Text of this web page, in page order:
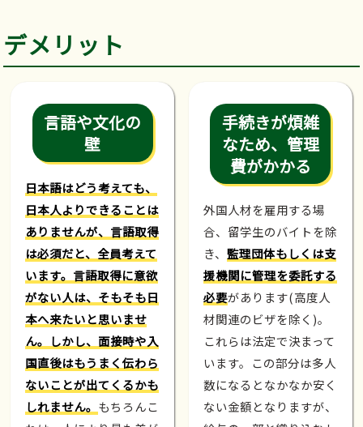
デメリット
言語や文化の
壁
日本語はどう考えても、
日本人よりできることは
ありませんが、言語取得
は必須だと、全員考えて
います。言語取得に意欲
がない人は、そもそも日
本へ来たいと思いませ
ん。しかし、面接時や入
国直後はもうまく伝わら
ないことが出てくるかも
しれません。 もちろんこ
手続きが煩雑
なため、管理
費がかかる
外国人材を雇用する場
合、留学生のバイトを除
き、 監理団体もしくは支
援機関に管理を委託する
必要があります(高度人
材関連のビザを除く)。
これらは法定で決まって
います。この部分は多人
数になるとなかなか安く
ない金額となりますが、